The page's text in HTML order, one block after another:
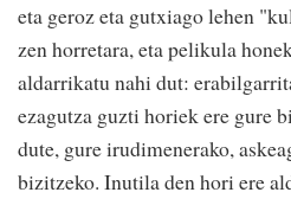
eta geroz eta gutxiago lehen
zen horretara, eta pelikula
aldarrikatu nahi dut:
ezagutza guzti horiek ere gure
dute, gure irudimenerako,
bizitzeko. Inutila den hori ere